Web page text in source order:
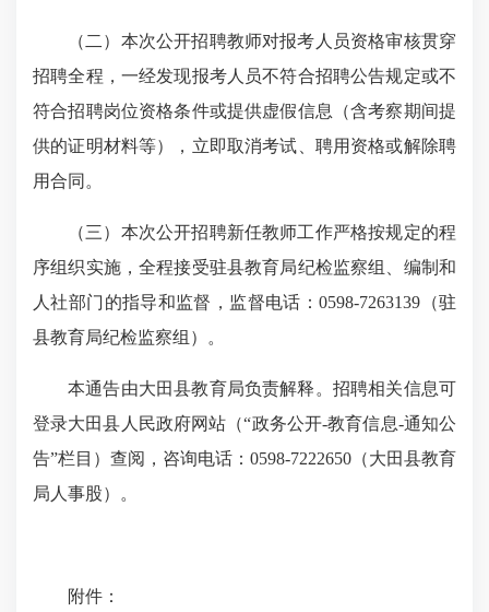
（二）本次公开招聘教师对报考人员资格审核贯穿
招聘全程，一经发现报考人员不符合招聘公告规定或不
符合招聘岗位资格条件或提供虚假信息（含考察期间提
供的证明材料等），立即取消考试、聘用资格或解除聘
用合同。
（三）本次公开招聘新任教师工作严格按规定的程
序组织实施，全程接受驻县教育局纪检监察组、编制和
人社部门的指导和监督，监督电话：0598-7263139 （驻
县教育局纪检监察组）。
本通告由大田县教育局负责解释。招聘相关信息可
登录大田县人民政府网站（“政务公开-教育信息-通知公
告”栏目）查阅，咨询电话： 0598-7222650 （大田县教育
局人事股）。
附件：